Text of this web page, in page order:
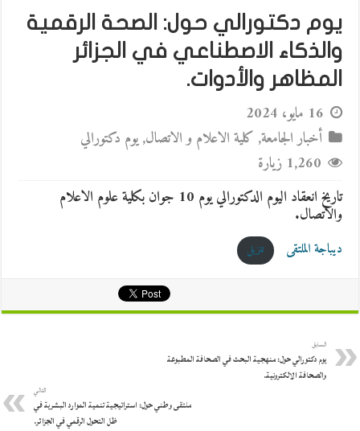
يوم دكتورالي حول: الصحة الرقمية
والذكاء الاصطناعي في الجزائر
المظاهر والأدوات.
16 مايو، 2024
أخبار الجامعة, كلية الاعلام و الاتصال,يوم دكتورالي
1,260 زيارة
تاريخ انعقاد اليوم الدكتورالي يوم 10 جوان بكلية علوم الاعلام
والاتصال.
ديباجة الملتقى تنزيل
السابق
يوم دكتورالي حول: منهجية البحث في الصحافة المطبوعة
والصحافة الالكترونية.
التالي
ملتقى وطني حول: استراتيجية تنمية الموارد البشرية في
ظل التحول الرقمي في الجزائر.